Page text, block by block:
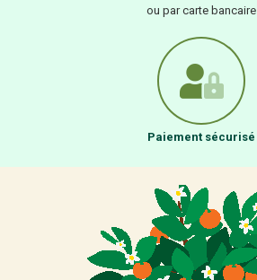
ou par carte bancaire
Paiement sécurisé